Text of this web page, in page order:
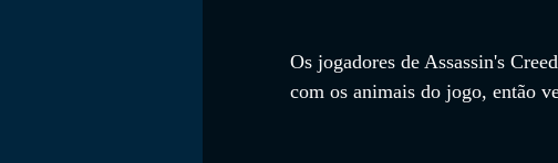
Os jogadores de Assassin's
com os animais do jogo, então